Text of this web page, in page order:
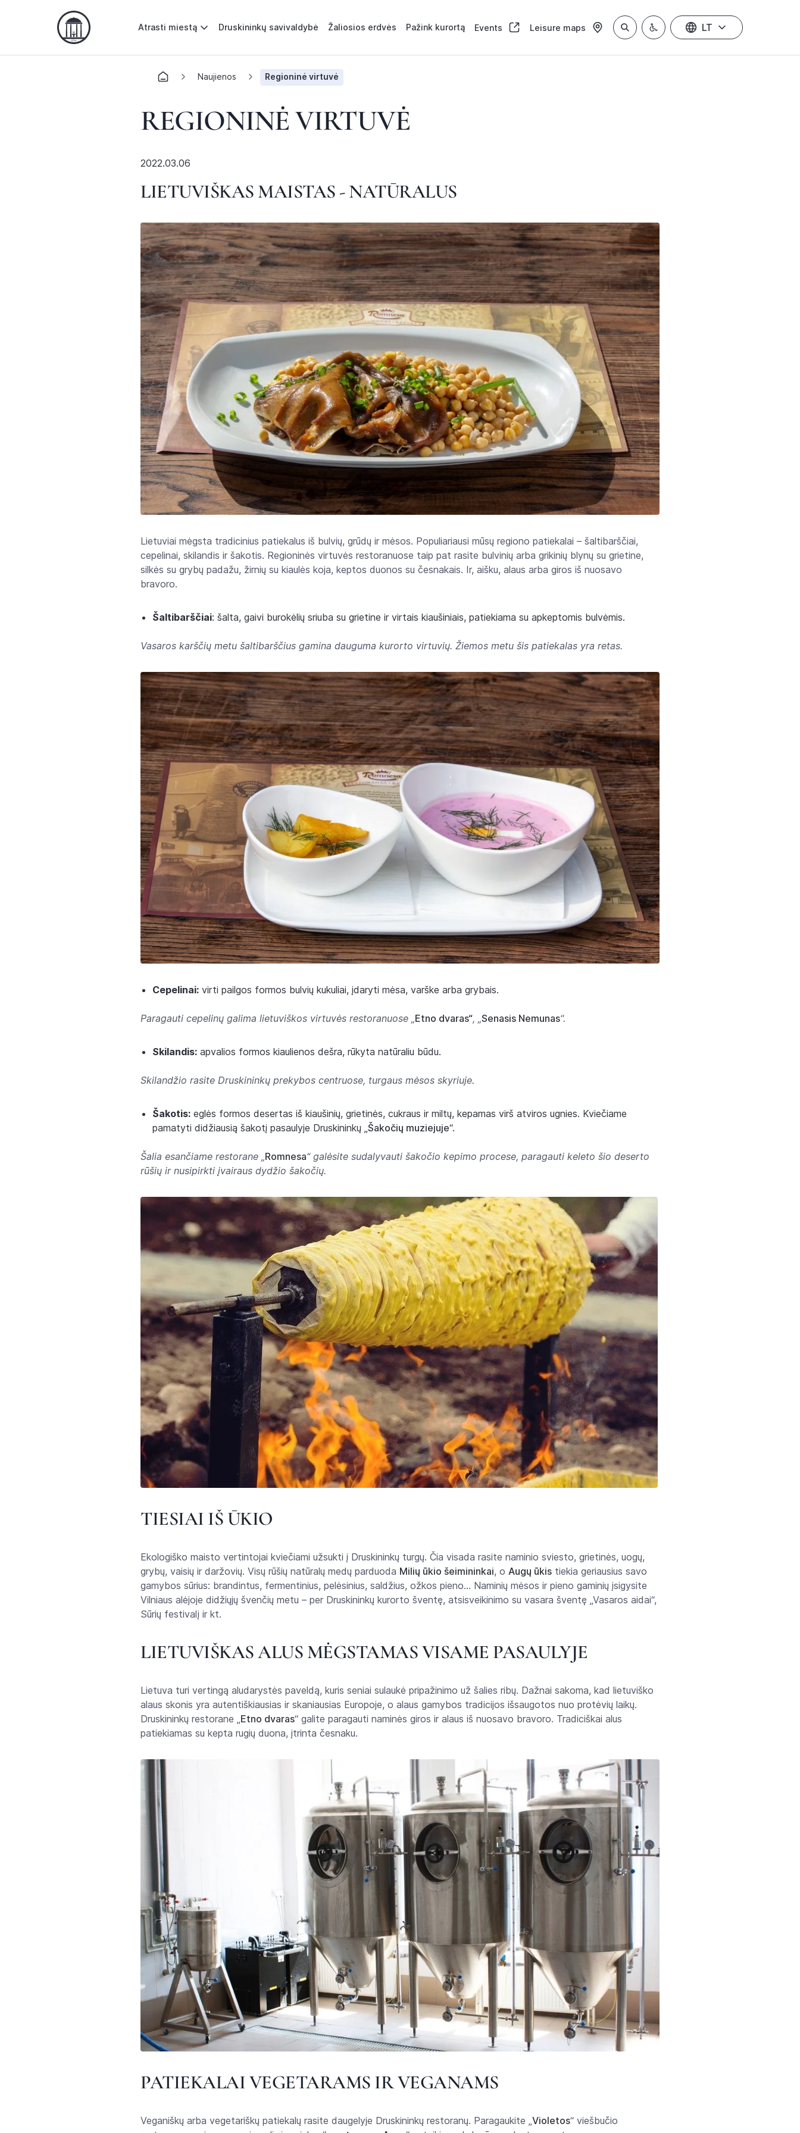
Atrasti miestą Druskininkų savivaldybė Žaliosios erdvės Pažink kurortą Events Leisure maps LT
Naujienos Regioninė virtuvė
REGIONINĖ VIRTUVĖ
2022.03.06
LIETUVIŠKAS MAISTAS - NATŪRALUS
Lietuviai mėgsta tradicinius patiekalus iš bulvių, grūdų ir mėsos. Populiariausi mūsų regiono patiekalai – šaltibarščiai,
cepelinai, skilandis ir šakotis. Regioninės virtuvės restoranuose taip pat rasite bulvinių arba grikinių blynų su grietine,
silkės su grybų padažu, žirnių su kiaulės koja, keptos duonos su česnakais. Ir, aišku, alaus arba giros iš nuosavo
bravoro.
Šaltibarščiai: šalta, gaivi burokėlių sriuba su grietine ir virtais kiaušiniais, patiekiama su apkeptomis bulvėmis.
Vasaros karščių metu šaltibarščius gamina dauguma kurorto virtuvių. Žiemos metu šis patiekalas yra retas.
Cepelinai: virti pailgos formos bulvių kukuliai, įdaryti mėsa, varške arba grybais.
Paragauti cepelinų galima lietuviškos virtuvės restoranuose „Etno dvaras“, „Senasis Nemunas“.
Skilandis: apvalios formos kiaulienos dešra, rūkyta natūraliu būdu.
Skilandžio rasite Druskininkų prekybos centruose, turgaus mėsos skyriuje.
Šakotis: eglės formos desertas iš kiaušinių, grietinės, cukraus ir miltų, kepamas virš atviros ugnies. Kviečiame
pamatyti didžiausią šakotį pasaulyje Druskininkų „Šakočių muziejuje“.
Šalia esančiame restorane „Romnesa“ galėsite sudalyvauti šakočio kepimo procese, paragauti keleto šio deserto
rūšių ir nusipirkti įvairaus dydžio šakočių.
TIESIAI IŠ ŪKIO
Ekologiško maisto vertintojai kviečiami užsukti į Druskininkų turgų. Čia visada rasite naminio sviesto, grietinės, uogų,
grybų, vaisių ir daržovių. Visų rūšių natūralų medų parduoda Milių ūkio šeimininkai, o Augų ūkis tiekia geriausius savo
gamybos sūrius: brandintus, fermentinius, pelėsinius, saldžius, ožkos pieno… Naminių mėsos ir pieno gaminių įsigysite
Vilniaus alėjoje didžiųjų švenčių metu – per Druskininkų kurorto šventę, atsisveikinimo su vasara šventę „Vasaros aidai“,
Sūrių festivalį ir kt.
LIETUVIŠKAS ALUS MĖGSTAMAS VISAME PASAULYJE
Lietuva turi vertingą aludarystės paveldą, kuris seniai sulaukė pripažinimo už šalies ribų. Dažnai sakoma, kad lietuviško
alaus skonis yra autentiškiausias ir skaniausias Europoje, o alaus gamybos tradicijos išsaugotos nuo protėvių laikų.
Druskininkų restorane „Etno dvaras“ galite paragauti naminės giros ir alaus iš nuosavo bravoro. Tradiciškai alus
patiekiamas su kepta rugių duona, įtrinta česnaku.
PATIEKALAI VEGETARAMS IR VEGANAMS
Veganiškų arba vegetariškų patiekalų rasite daugelyje Druskininkų restoranų. Paragaukite „ Violetos“ viešbučio